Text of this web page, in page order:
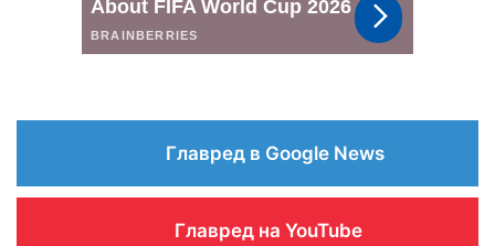
Главред в Google News
Главред на YouTube